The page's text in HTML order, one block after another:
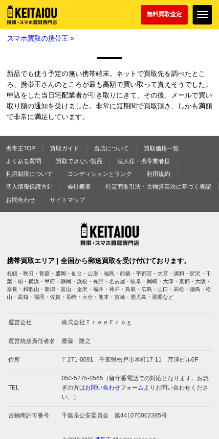
無料買取査定
スマホ買取の携帯王 >
新品でも使う予定の無い携帯端末。ネットで買取先を調べたとこ
ろ、携帯王さんのところが最も高額で買い取って貰えそうでした。
申込をした当日宅配業者が引き取りにきて、その後、メールで買い
取り額の通知を受けました。非常に短期間で買取頂き、しかも満額
で非常に満足しています。
携帯王TOP 買取ガイド 当店について
買取価格一覧
よくある質問
買取できない製品
法人様・携帯業者様
利用制限について
コンディションとランク
利用規約
個人情報保護方針
会社概要
特定商取引法・古物営業法に基づく表記
お問合わせ
サイトマップ
携帯買取エリア | 全国から郵送買取を受け付けております。
札幌・秋田・青森・盛岡・仙台・山形・福島・前橋・宇都宮・大宮・浦和・所沢・千
葉・柏・横浜・甲府・静岡・浜松・長野・名古屋・岐阜・岡崎・大津・京都・大阪・
奈良・和歌山・新潟・富山・金沢・福井・神戸・鳥取・広島・山口・高松・徳島・松
山・高知・福岡・佐賀・長崎・大分・熊本・宮崎・鹿児島・那覇など
運営会社 株式会社ＴｒｅｅＦｒｏｇ
運営統括責任者名 齋藤 隆之
住所 〒271-0091 千葉県松戸市本町17-11 芹澤ビル6F
TEL
050-5275-0565（留守番電話での対応となります。お急
ぎの方はお問い合わせフォーム よりお問い合わせくださ
い。）
古物商許可番号 千葉県公安委員会 第441070002385号